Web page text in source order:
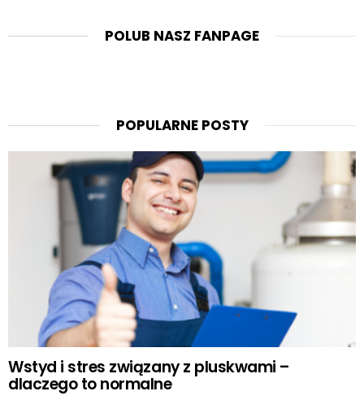
POLUB NASZ FANPAGE
POPULARNE POSTY
Wstyd i stres związany z pluskwami –
dlaczego to normalne